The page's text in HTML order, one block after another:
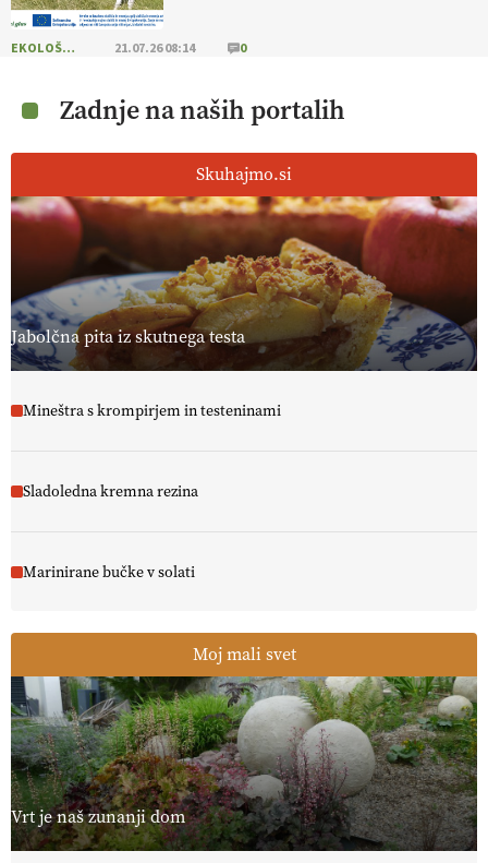
EKOLOŠKO LOGIČNO 21.07.26 08:14 0
Zadnje na naših portalih
Skuhajmo.si
Jabolčna pita iz skutnega testa
Mineštra s krompirjem in testeninami
Sladoledna kremna rezina
Marinirane bučke v solati
Moj mali svet
Vrt je naš zunanji dom